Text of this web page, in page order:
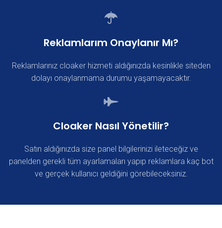
Reklamlarım Onaylanır Mı?
Reklamlarınız cloaker hizmeti aldığınızda kesinlikle siteden
dolayı onaylanmama durumu yaşamayacaktır.
Cloaker Nasıl Yönetilir?
Satın aldığınızda size panel bilgilerinizi ileteceğiz ve
panelden gerekli tüm ayarlamaları yapıp reklamlara kaç bot
ve gerçek kullanıcı geldiğini görebileceksiniz.